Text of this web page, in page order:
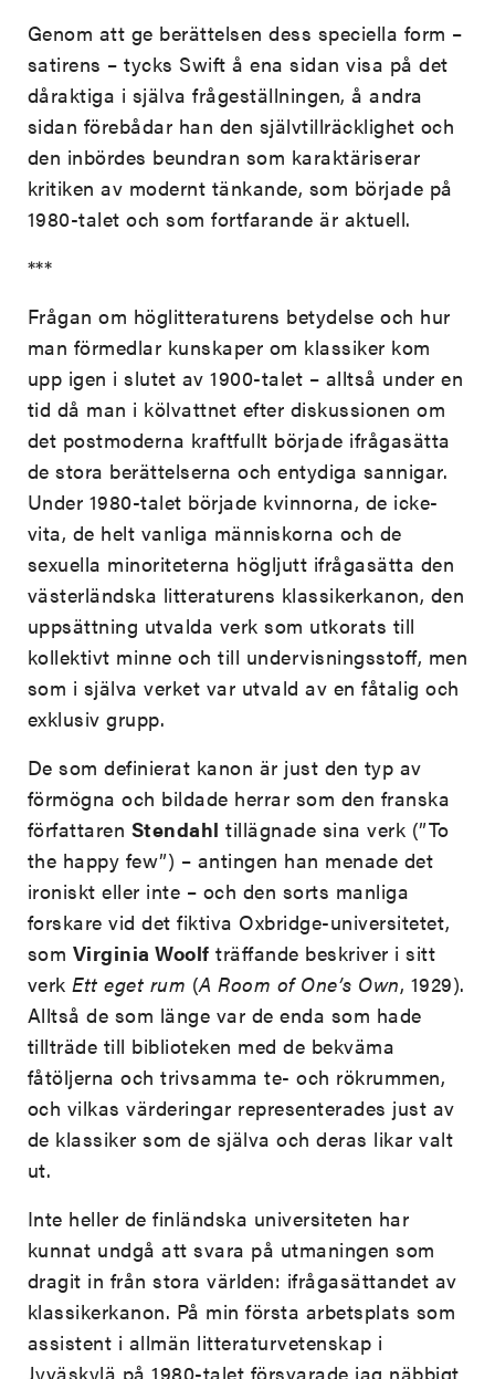
Genom att ge berättelsen dess speciella form –
satirens – tycks Swift å ena sidan visa på det
dåraktiga i själva frågeställningen, å andra
sidan förebådar han den självtillräcklighet och
den inbördes beundran som karaktäriserar
kritiken av modernt tänkande, som började på
1980-talet och som fortfarande är aktuell.
***
Frågan om höglitteraturens betydelse och hur
man förmedlar kunskaper om klassiker kom
upp igen i slutet av 1900-talet – alltså under en
tid då man i kölvattnet efter diskussionen om
det postmoderna kraftfullt började ifrågasätta
de stora berättelserna och entydiga sannigar.
Under 1980-talet började kvinnorna, de icke-
vita, de helt vanliga människorna och de
sexuella minoriteterna högljutt ifrågasätta den
västerländska litteraturens klassikerkanon, den
uppsättning utvalda verk som utkorats till
kollektivt minne och till undervisningsstoff, men
som i själva verket var utvald av en fåtalig och
exklusiv grupp.
De som definierat kanon är just den typ av
förmögna och bildade herrar som den franska
författaren Stendahl tillägnade sina verk (”To
the happy few”) – antingen han menade det
ironiskt eller inte – och den sorts manliga
forskare vid det fiktiva Oxbridge-universitetet,
som Virginia Woolf träffande beskriver i sitt
verkEtt eget rum (A Room of One’s Own, 1929).
Alltså de som länge var de enda som hade
tillträde till biblioteken med de bekväma
fåtöljerna och trivsamma te- och rökrummen,
och vilkas värderingar representerades just av
de klassiker som de själva och deras likar valt
ut.
Inte heller de finländska universiteten har
kunnat undgå att svara på utmaningen som
dragit in från stora världen: ifrågasättandet av
klassikerkanon. På min första arbetsplats som
assistent i allmän litteraturvetenskap i
Jyväskylä på 1980-talet försvarade jag näbbigt